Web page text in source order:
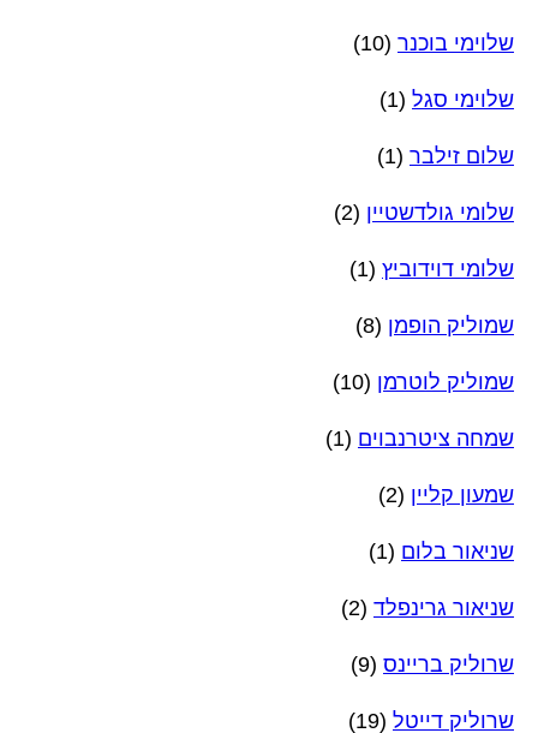
שלוימי בוכנר (10)
שלוימי סגל (1)
שלום זילבר (1)
שלומי גולדשטיין (2)
שלומי דוידוביץ (1)
שמוליק הופמן (8)
שמוליק לוטרמן (10)
שמחה ציטרנבוים (1)
שמעון קליין (2)
שניאור בלום (1)
שניאור גרינפלד (2)
שרוליק בריינס (9)
שרוליק דייטל (19)